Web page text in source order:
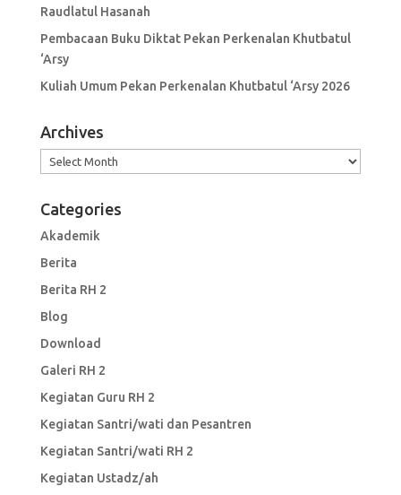
Raudlatul Hasanah
Pembacaan Buku Diktat Pekan Perkenalan Khutbatul
‘Arsy
Kuliah Umum Pekan Perkenalan Khutbatul ‘Arsy 2026
Archives
Archives
Categories
Akademik
Berita
Berita RH 2
Blog
Download
Galeri RH 2
Kegiatan Guru RH 2
Kegiatan Santri/wati dan Pesantren
Kegiatan Santri/wati RH 2
Kegiatan Ustadz/ah